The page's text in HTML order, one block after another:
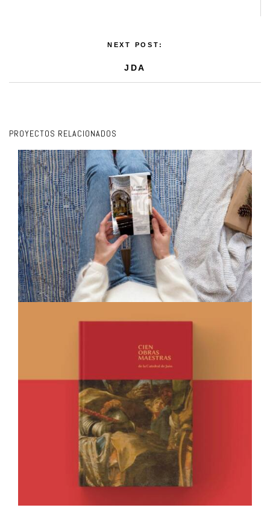
NEXT POST:
JDA
PROYECTOS RELACIONADOS
TESOROS DE LA CLAUSURA
CIEN OBRAS MAESTRAS DE LA
CATEDRAL DE JAÉN